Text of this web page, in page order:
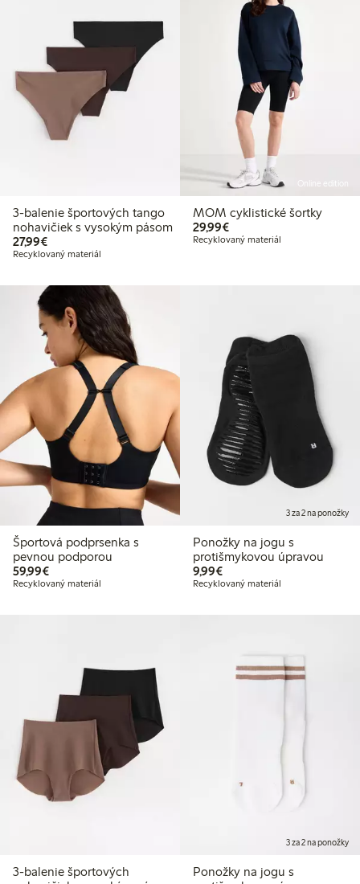
3-balenie športových tango
nohavičiek s vysokým pásom
27,99€27,99 €
Recyklovaný materiál
MOM cyklistické šortky
29,99€29,99 €
Recyklovaný materiál
Športová podprsenka s
pevnou podporou
59,99€59,99 €
Recyklovaný materiál
3 za 2 na ponožky
Ponožky na jogu s
protišmykovou úpravou
9,99€9,99 €
Recyklovaný materiál
3-balenie športových
3 za 2 na ponožky
Ponožky na jogu s